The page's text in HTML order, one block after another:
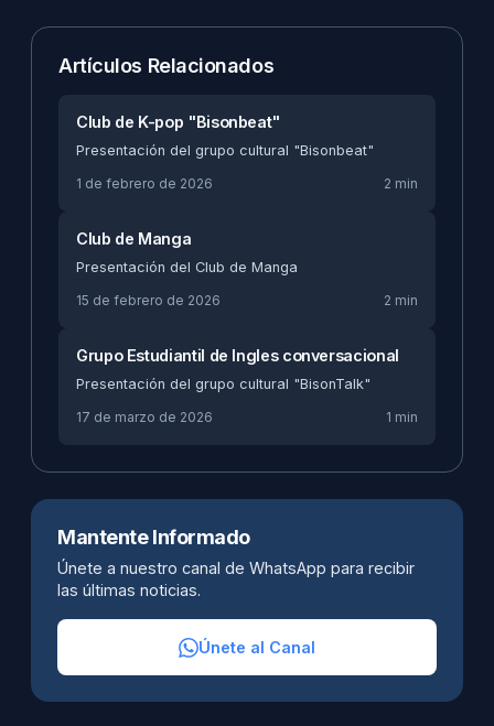
Artículos Relacionados
Club de K-pop "Bisonbeat"
Presentación del grupo cultural "Bisonbeat"
1 de febrero de 2026
2 min
Club de Manga
Presentación del Club de Manga
15 de febrero de 2026
2 min
Grupo Estudiantil de Ingles conversacional
Presentación del grupo cultural "BisonTalk"
17 de marzo de 2026
1 min
Mantente Informado
Únete a nuestro canal de WhatsApp para recibir
las últimas noticias.
Únete al Canal